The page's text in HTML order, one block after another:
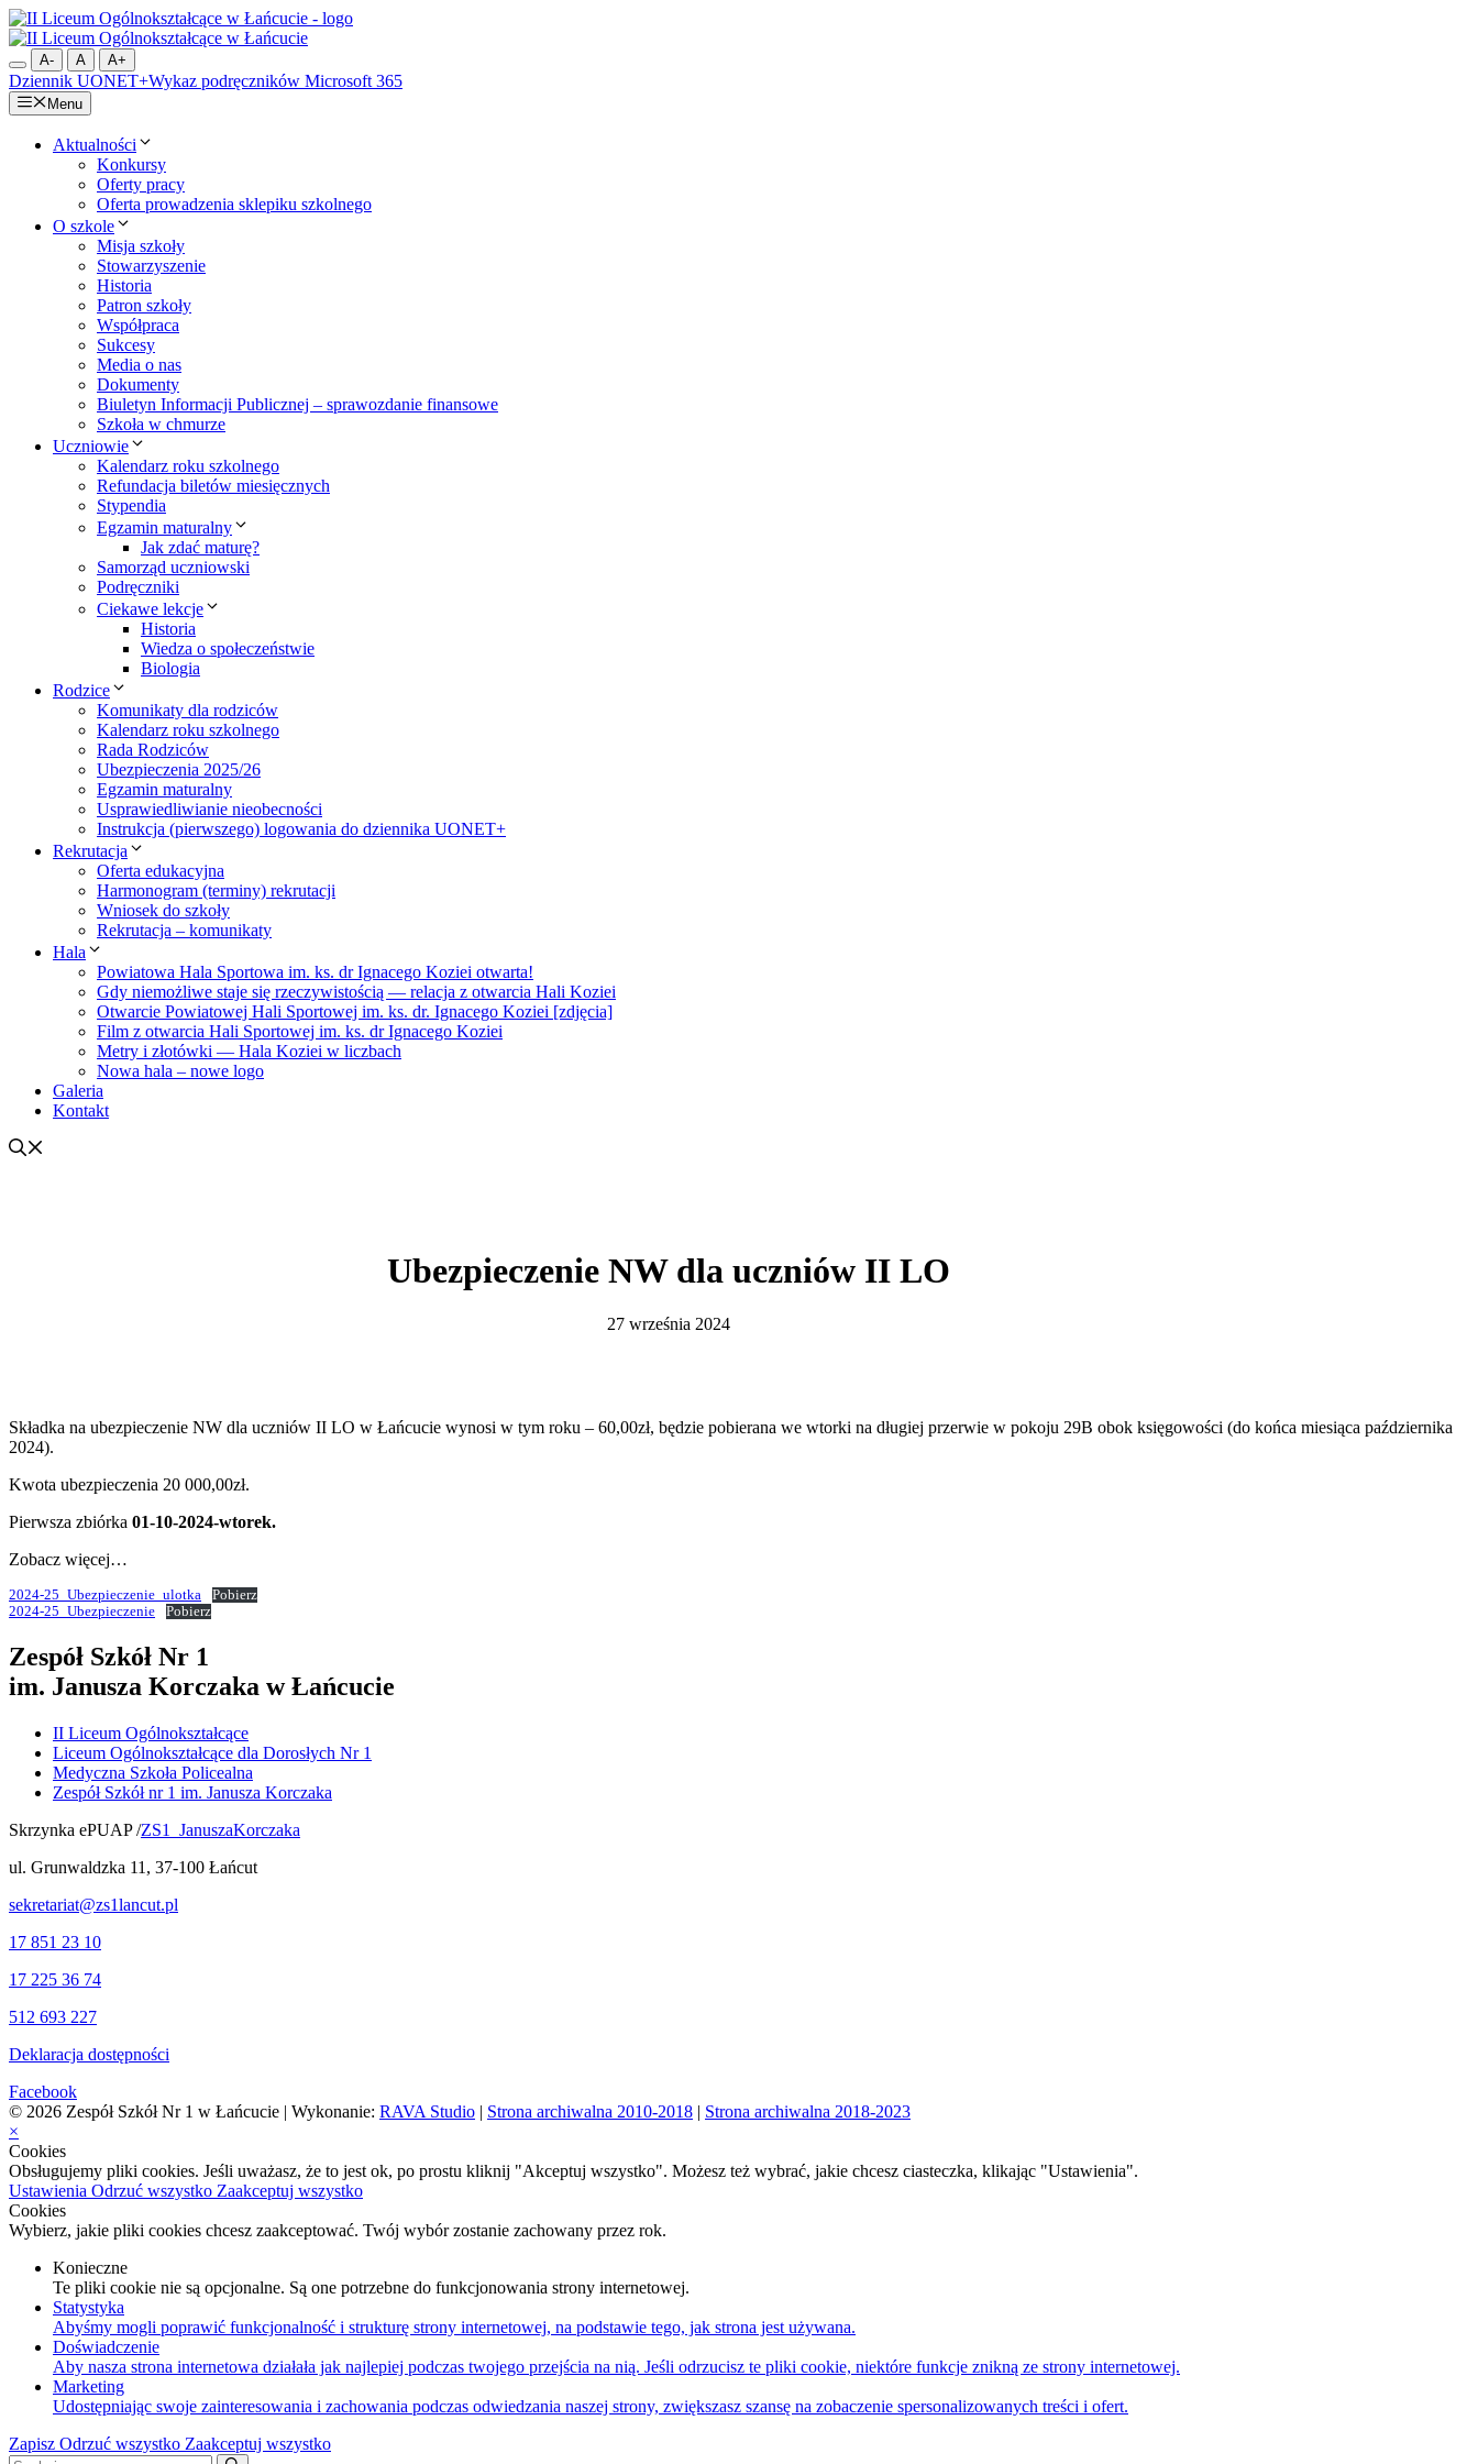
Przejdź
do
treściA- A A+
Dziennik UONET+Wykaz podręczników Microsoft 365
Menu
Aktualności
Konkursy
Oferty pracy
Oferta prowadzenia sklepiku szkolnego
O szkole
Misja szkoły
Stowarzyszenie
Historia
Patron szkoły
Współpraca
Sukcesy
Media o nas
Dokumenty
Biuletyn Informacji Publicznej – sprawozdanie finansowe
Szkoła w chmurze
Uczniowie
Kalendarz roku szkolnego
Refundacja biletów miesięcznych
Stypendia
Egzamin maturalny
Jak zdać maturę?
Samorząd uczniowski
Podręczniki
Ciekawe lekcje
Historia
Wiedza o społeczeństwie
Biologia
Rodzice
Komunikaty dla rodziców
Kalendarz roku szkolnego
Rada Rodziców
Ubezpieczenia 2025/26
Egzamin maturalny
Usprawiedliwianie nieobecności
Instrukcja (pierwszego) logowania do dziennika UONET+
Rekrutacja
Oferta edukacyjna
Harmonogram (terminy) rekrutacji
Wniosek do szkoły
Rekrutacja – komunikaty
Hala
Powiatowa Hala Sportowa im. ks. dr Ignacego Koziei otwarta!
Gdy niemożliwe staje się rzeczywistością — relacja z otwarcia Hali Koziei
Otwarcie Powiatowej Hali Sportowej im. ks. dr. Ignacego Koziei [zdjęcia]
Film z otwarcia Hali Sportowej im. ks. dr Ignacego Koziei
Metry i złotówki — Hala Koziei w liczbach
Nowa hala – nowe logo
Galeria
Kontakt
Ubezpieczenie NW dla uczniów II LO
27 września 2024
Składka na ubezpieczenie NW dla uczniów II LO w Łańcucie wynosi w tym roku – 60,00zł, będzie pobierana we wtorki na długiej przerwie w pokoju 29B obok księgowości (do końca miesiąca października
2024).
Kwota ubezpieczenia 20 000,00zł.
Pierwsza zbiórka 01-10-2024-wtorek.
Zobacz więcej…
2024-25_Ubezpieczenie_ulotka
Pobierz
2024-25_Ubezpieczenie
Pobierz
Zespół Szkół Nr 1
im. Janusza Korczaka w Łańcucie
II Liceum Ogólnokształcące
Liceum Ogólnokształcące dla Dorosłych Nr 1
Medyczna Szkoła Policealna
Zespół Szkół nr 1 im. Janusza Korczaka
Skrzynka ePUAP /ZS1_JanuszaKorczaka
ul. Grunwaldzka 11, 37-100 Łańcut
sekretariat@zs1lancut.pl
17 851 23 10
17 225 36 74
512 693 227
Deklaracja dostępności
Facebook
© 2026 Zespół Szkół Nr 1 w Łańcucie | Wykonanie: RAVA Studio | Strona archiwalna 2010-2018 | Strona archiwalna 2018-2023
×
Cookies
Obsługujemy pliki cookies. Jeśli uważasz, że to jest ok, po prostu kliknij "Akceptuj wszystko". Możesz też wybrać, jakie chcesz ciasteczka, klikając "Ustawienia".
Ustawienia Odrzuć wszystko Zaakceptuj wszystko
Cookies
Wybierz, jakie pliki cookies chcesz zaakceptować. Twój wybór zostanie zachowany przez rok.
Konieczne
Te pliki cookie nie są opcjonalne. Są one potrzebne do funkcjonowania strony internetowej.
Statystyka
Abyśmy mogli poprawić funkcjonalność i strukturę strony internetowej, na podstawie tego, jak strona jest używana.
Doświadczenie
Aby nasza strona internetowa działała jak najlepiej podczas twojego przejścia na nią. Jeśli odrzucisz te pliki cookie, niektóre funkcje znikną ze strony internetowej.
Marketing
Udostępniając swoje zainteresowania i zachowania podczas odwiedzania naszej strony, zwiększasz szansę na zobaczenie spersonalizowanych treści i ofert.
Zapisz Odrzuć wszystko Zaakceptuj wszystko